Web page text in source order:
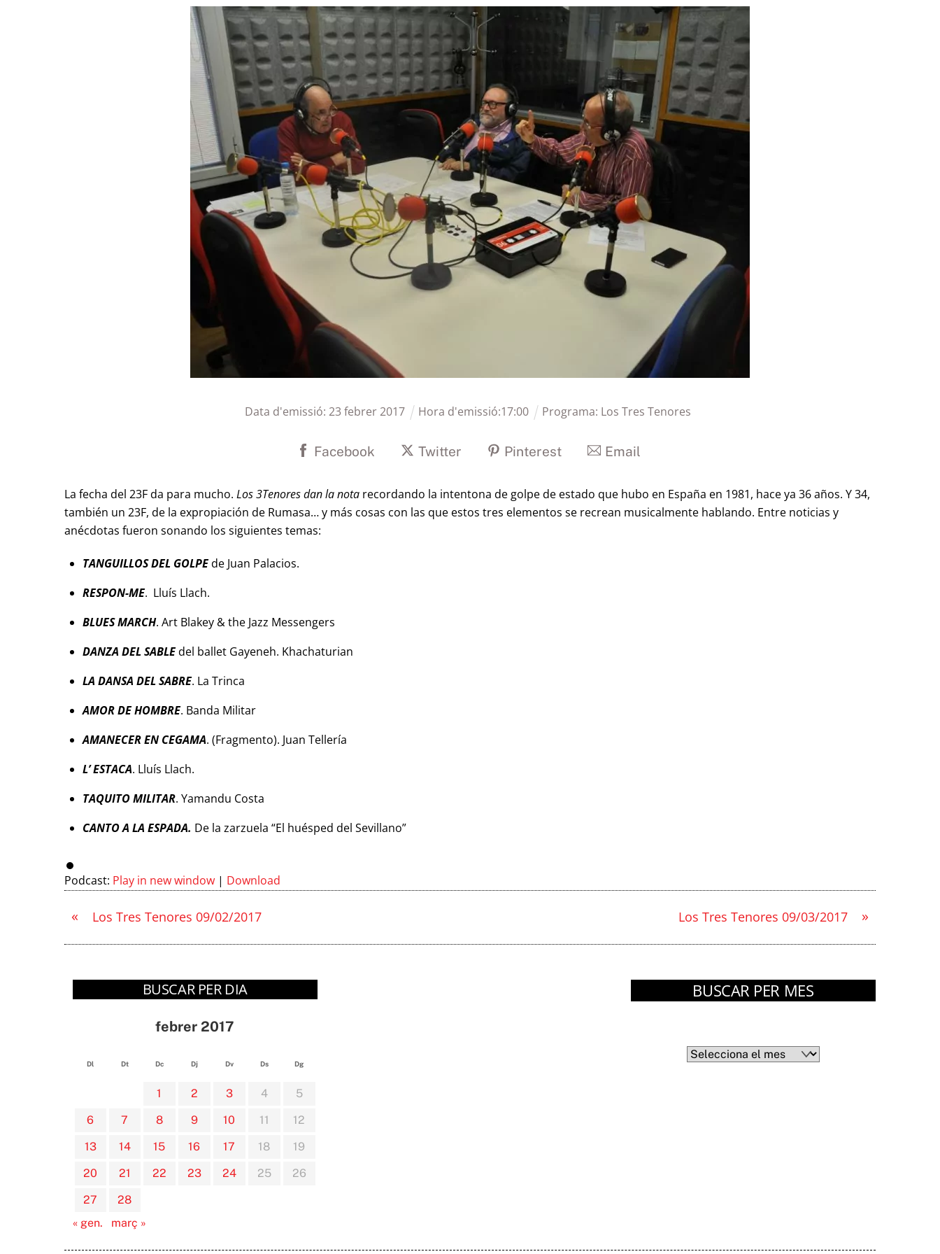
Data d'emissió:23 febrer2017 Hora d'emissió:17:00 Programa: Los Tres Tenores
Facebook Twitter Pinterest Email
La fecha del 23F da para mucho. Los 3Tenores dan la nota recordando la intentona de golpe de estado que hubo en España en 1981, hace ya 36 años. Y 34,
también un 23F, de la expropiación de Rumasa… y más cosas con las que estos tres elementos se recrean musicalmente hablando. Entre noticias y
anécdotas fueron sonando los siguientes temas:
TANGUILLOS DEL GOLPEde Juan Palacios.
RESPON-ME. Lluís Llach.
BLUES MARCH. Art Blakey & the Jazz Messengers
DANZA DEL SABLEdel ballet Gayeneh. Khachaturian
LA DANSA DEL SABRE. La Trinca
AMOR DE HOMBRE. Banda Militar
AMANECER EN CEGAMA. (Fragmento). Juan Tellería
L’ ESTACA. Lluís Llach.
TAQUITO MILITAR. Yamandu Costa
CANTO A LA ESPADA. De la zarzuela “El huésped del Sevillano”
Podcast: Play in new window | Download
« Los Tres Tenores 09/02/2017 »
Los Tres Tenores 09/03/2017
BUSCAR PER DIA
febrer 2017
Dl Dt Dc Dj Dv Ds Dg
1 2 3 4
5
6
7 8 9 10 11
12
13
14 15 16 17 18
19
20
21 22 23 24 25
26
27
28
« gen.
març »
BUSCAR PER MES
Arxius